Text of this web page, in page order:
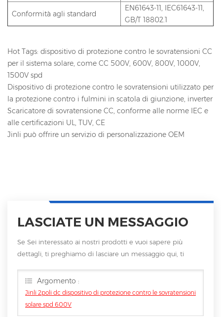
Conformità agli standard
EN61643-11, IEC61643-11,
GB/T 18802.1
Hot Tags: dispositivo di protezione contro le sovratensioni CC
per il sistema solare, come CC 500V, 600V, 800V, 1000V,
1500V spd
Dispositivo di protezione contro le sovratensioni utilizzato per
la protezione contro i fulmini in scatola di giunzione, inverter
Scaricatore di sovratensione CC, conforme alle norme IEC e
alle certificazioni UL, TUV, CE
Jinli può offrire un servizio di personalizzazione OEM
LASCIATE UN MESSAGGIO
Se Sei interessato ai nostri prodotti e vuoi sapere più
dettagli, ti preghiamo di lasciare un messaggio qui, ti
Argomento :
Jinli 2poli dc dispositivo di protezione contro le sovratensioni
solare spd 600V